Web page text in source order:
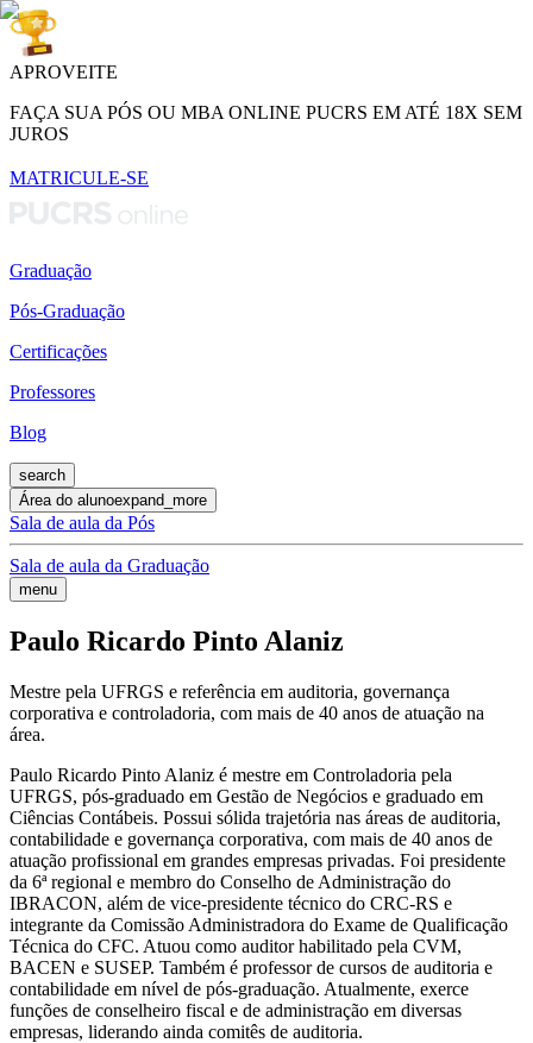
APROVEITE
FAÇA SUA PÓS OU MBA ONLINE PUCRS EM ATÉ 18X SEM
JUROS
MATRICULE-SE
Graduação
Pós-Graduação
Certificações
Professores
Blog
search
Área do alunoexpand_more
Sala de aula da Pós
Sala de aula da Graduação
menu
Paulo Ricardo Pinto Alaniz
Mestre pela UFRGS e referência em auditoria, governança
corporativa e controladoria, com mais de 40 anos de atuação na
área.
Paulo Ricardo Pinto Alaniz é mestre em Controladoria pela
UFRGS, pós-graduado em Gestão de Negócios e graduado em
Ciências Contábeis. Possui sólida trajetória nas áreas de auditoria,
contabilidade e governança corporativa, com mais de 40 anos de
atuação profissional em grandes empresas privadas. Foi presidente
da 6ª regional e membro do Conselho de Administração do
IBRACON, além de vice-presidente técnico do CRC-RS e
integrante da Comissão Administradora do Exame de Qualificação
Técnica do CFC. Atuou como auditor habilitado pela CVM,
BACEN e SUSEP. Também é professor de cursos de auditoria e
contabilidade em nível de pós-graduação. Atualmente, exerce
funções de conselheiro fiscal e de administração em diversas
empresas, liderando ainda comitês de auditoria.